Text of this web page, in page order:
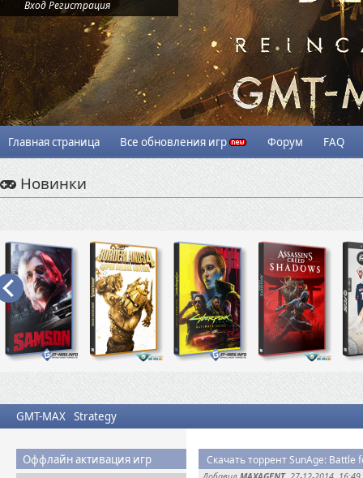
ВходРегистрация
Главная страница Все обновления игр Форум FAQ
Новинки
GMT-MAX Strategy
Оффлайн активация игр Скачать торрент SunAge: